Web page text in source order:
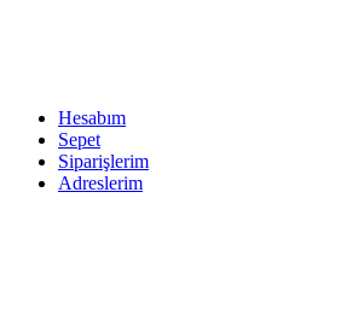
Hesabım
Sepet
Siparişlerim
Adreslerim